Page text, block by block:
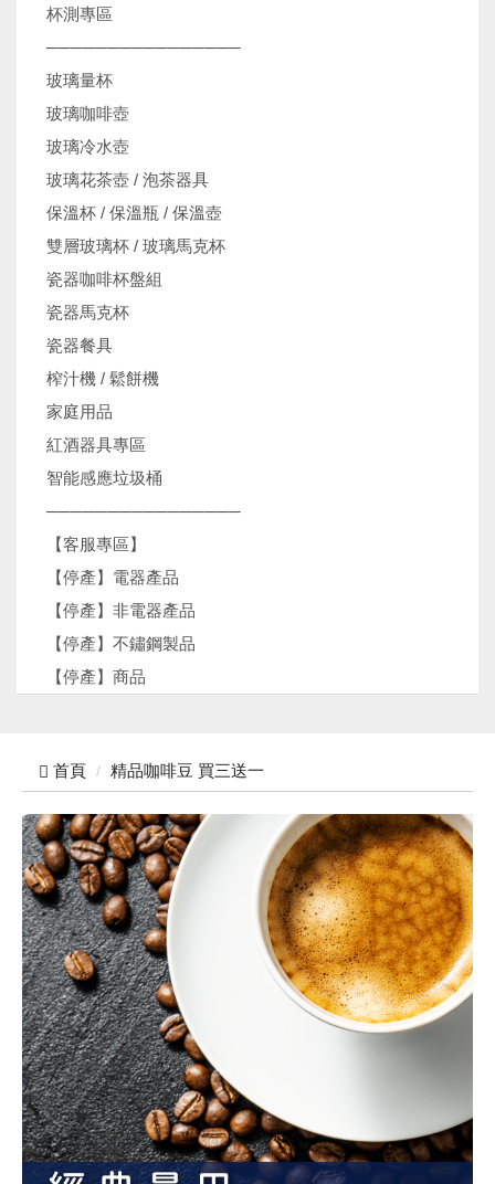
杯測專區
────────────────
玻璃量杯
玻璃咖啡壺
玻璃冷水壺
玻璃花茶壺 / 泡茶器具
保溫杯 / 保溫瓶 / 保溫壺
雙層玻璃杯 / 玻璃馬克杯
瓷器咖啡杯盤組
瓷器馬克杯
瓷器餐具
榨汁機 / 鬆餅機
家庭用品
紅酒器具專區
智能感應垃圾桶
────────────────
【客服專區】
【停產】電器產品
【停產】非電器產品
【停產】不鏽鋼製品
【停產】商品
首頁 精品咖啡豆 買三送一